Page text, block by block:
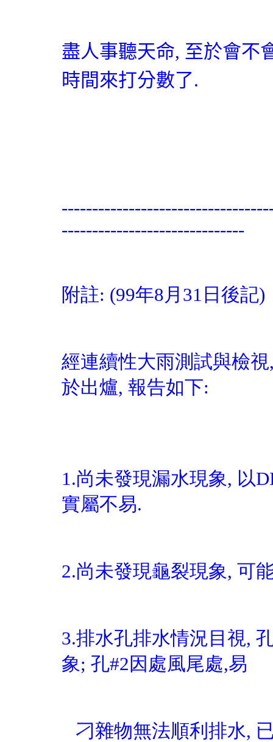
盡人事聽天命, 至於會不
時間來打分數了.
------------------------------
附註: (99年8月31日後記)
經連續性大雨測試與檢
於出爐, 報告如下:
1.尚未發現漏水現象, 以
實屬不易.
2.尚未發現龜裂現象, 可
3.排水孔排水情況目視,
象; 孔#2因處風尾處,易
刁雜物無法順利排水,